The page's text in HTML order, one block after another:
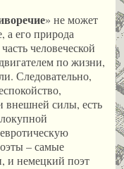
» не может
а его природа
человеческой
по жизни,
Следовательно,
внешней силы, есть
– самые
и немецкий поэт